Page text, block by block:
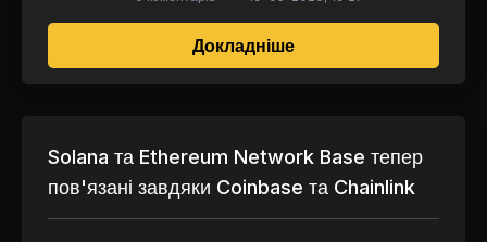
Докладнішепро Токенізація по-
Solana та Ethereum Network Base тепер
пов'язані завдяки Coinbase та Chainlink